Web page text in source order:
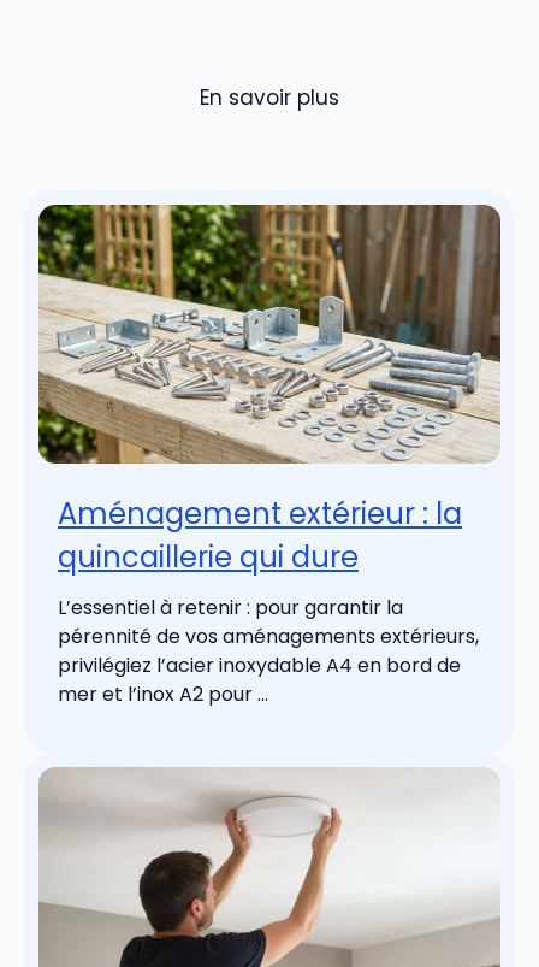
En savoir plus
Aménagement extérieur : la
quincaillerie qui dure
L’essentiel à retenir : pour garantir la
pérennité de vos aménagements extérieurs,
privilégiez l’acier inoxydable A4 en bord de
mer et l’inox A2 pour ...